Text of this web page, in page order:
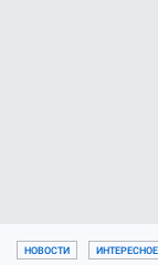
НОВОСТИ ИНТЕРЕСНОЕ